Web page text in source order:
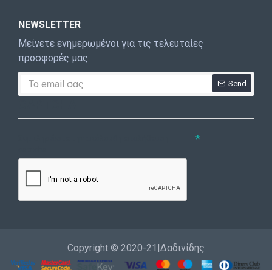
NEWSLETTER
Μείνετε ενημερωμένοι για τις τελευταίες
προσφορές μας
Send
Copyright © 2020-21|Δαδινίδης